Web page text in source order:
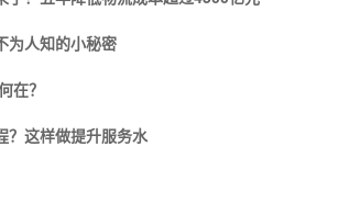
为人知的小秘密
在？
？这样做提升服务水